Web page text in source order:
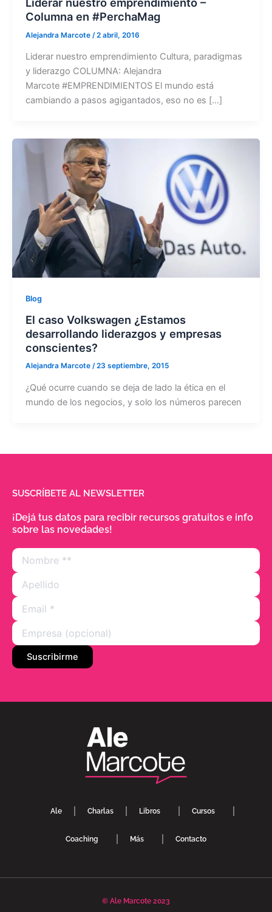
Columna en #PerchaMag
Alejandra Marcote /2 abril, 2016
Liderar nuestro emprendimiento Cultura, paradigmas
y liderazgo COLUMNA: Alejandra
Marcote #EMPRENDIMIENTOS El mundo está
cambiando a pasos agigantados, eso no es […]
Blog
El caso Volkswagen ¿Estamos
desarrollando liderazgos y empresas
conscientes?
Alejandra Marcote /23 septiembre, 2015
¿Qué ocurre cuando se deja de lado la ética en el
mundo de los negocios, y solo los números parecen
SUSCRÍBETE AL NEWSLETTER
¡Dejá tus datos para recibir recursos gratuitos e info
sobre las novedades!
Ale Charlas Libros Cursos
Coaching Más Contacto
© Ale Marcote 2023